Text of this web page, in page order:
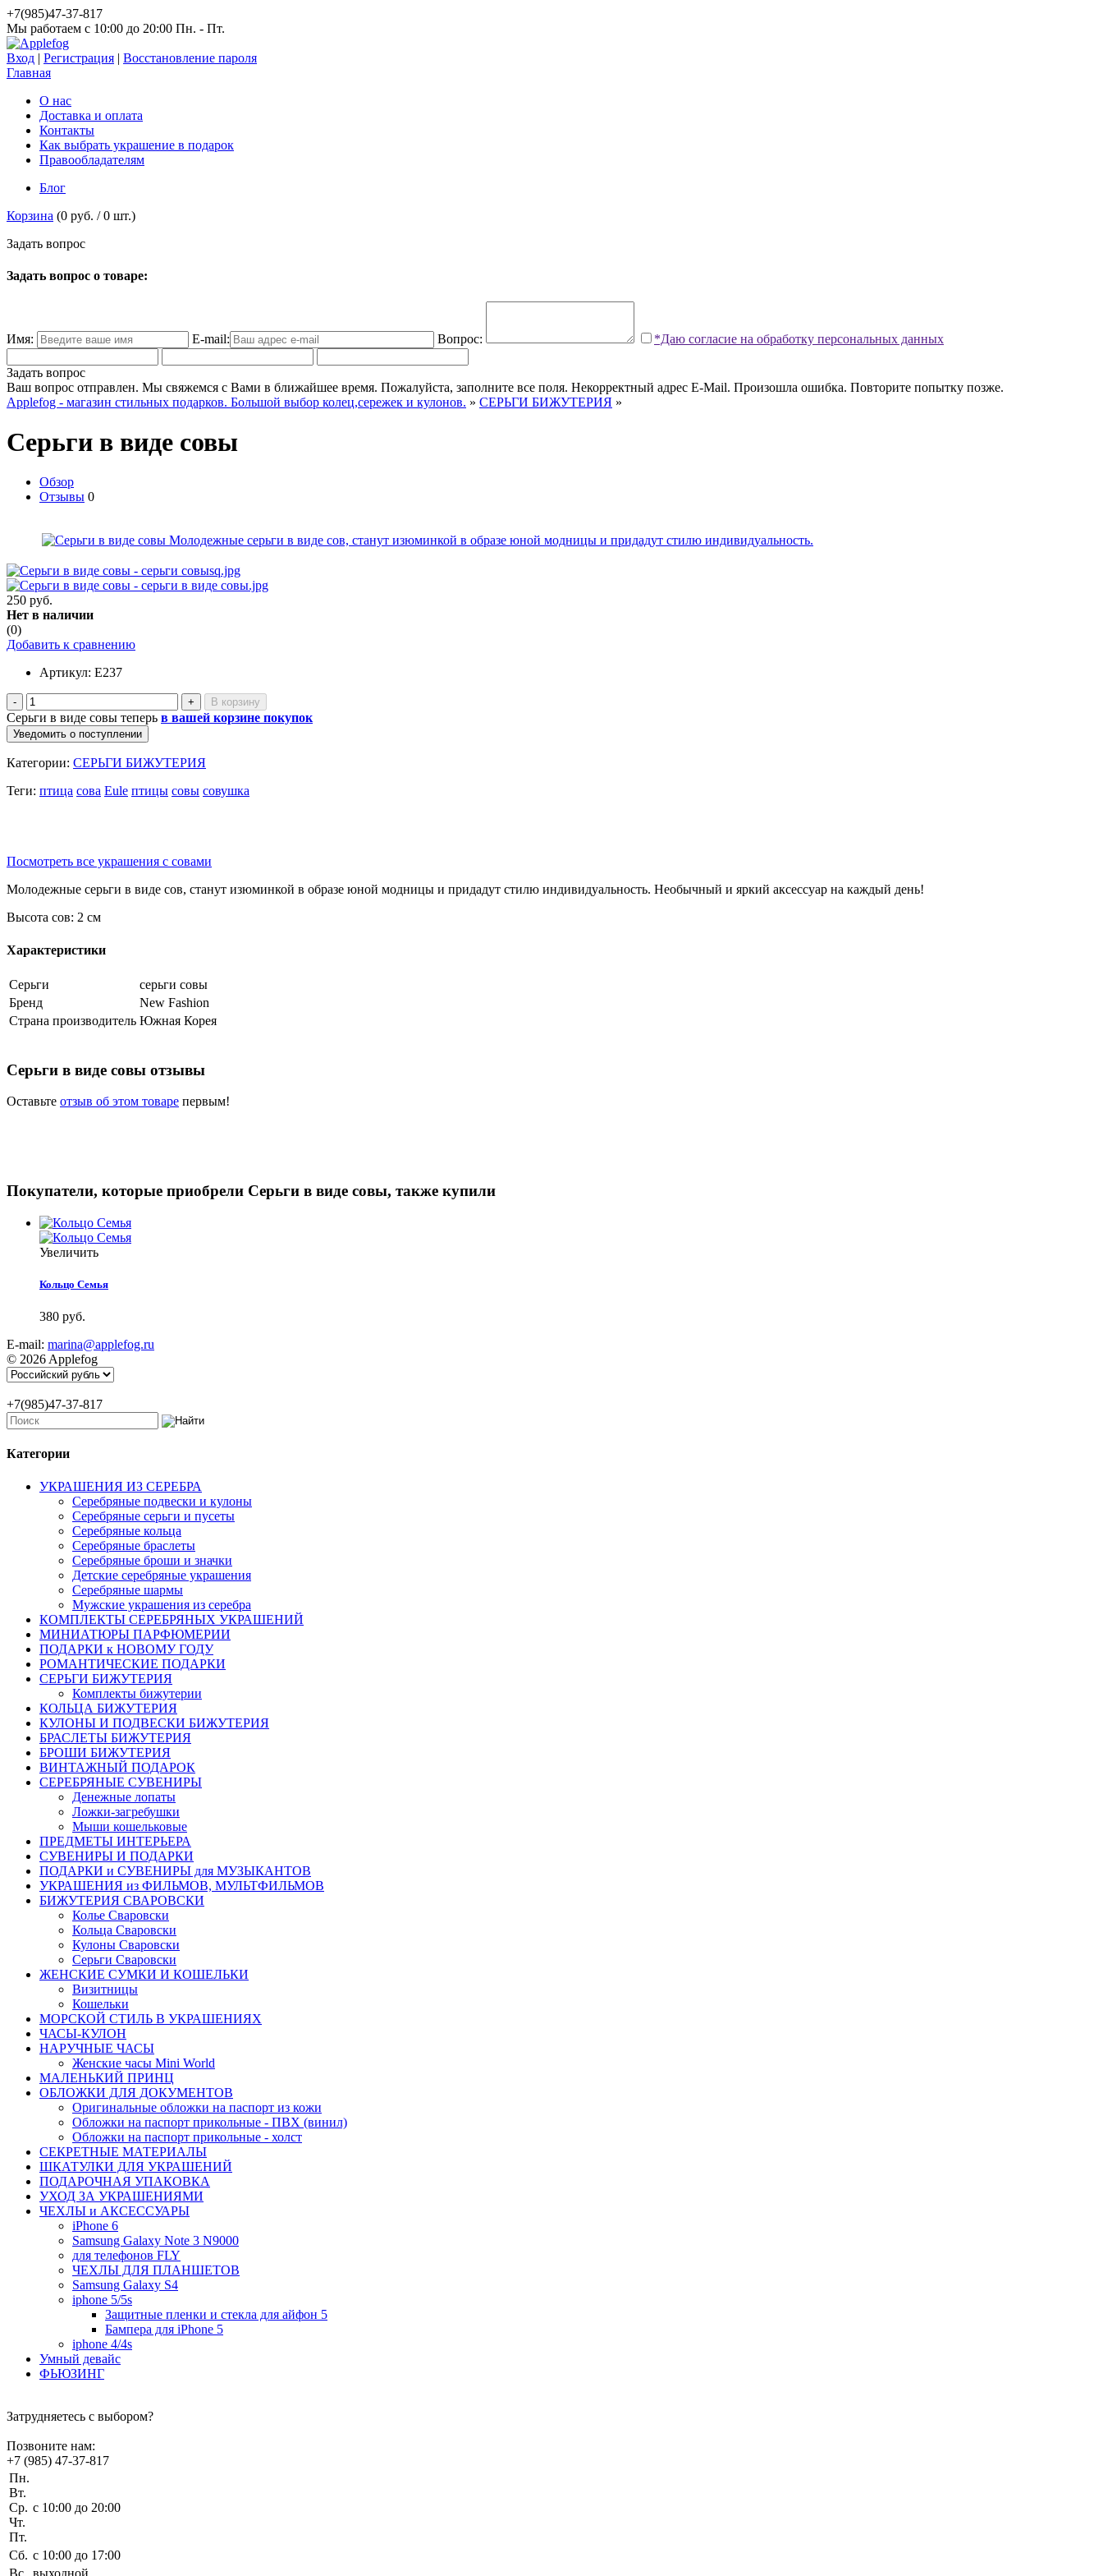
+7(985)47-37-817
Мы работаем c 10:00 до 20:00 Пн. - Пт.
Вход | Регистрация | Восстановление пароля
Главная
О нас
Доставка и оплата
Контакты
Как выбрать украшение в подарок
Правообладателям
Блог
Корзина (0 руб. /0 шт.)
Задать вопрос
Задать вопрос о товаре:
Имя: E-mail: Вопрос: *Даю согласие на обработку персональных данных
Задать вопрос
Ваш вопрос отправлен. Мы свяжемся с Вами в ближайшее время. Пожалуйста, заполните все поля. Некорректный адрес E-Mail. Произошла ошибка. Повторите попытку позже.
Applefog - магазин стильных подарков. Большой выбор колец,сережек и кулонов. » СЕРЬГИ БИЖУТЕРИЯ »
Серьги в виде совы
Обзор
Отзывы 0
250 руб.
Нет в наличии
(0)
Добавить к сравнению
Артикул: E237
- +
Серьги в виде совы теперь в вашей корзине покупок
Уведомить о поступлении
Категории: СЕРЬГИ БИЖУТЕРИЯ
Теги: птица сова Eule птицы совы совушка
Посмотреть все украшения с совами
Молодежные серьги в виде сов, станут изюминкой в образе юной модницы и придадут стилю индивидуальность. Необычный и яркий аксессуар на каждый день!
Высота сов: 2 см
Характеристики
Серьги
серьги совы
Бренд
New Fashion
Страна производитель Южная Корея
Серьги в виде совы отзывы
Оставьте отзыв об этом товаре первым!
Покупатели, которые приобрели Серьги в виде совы, также купили
Увеличить
Кольцо Семья
380 руб.
E-mail: marina@applefog.ru
© 2026 Applefog
+7(985)47-37-817
Категории
УКРАШЕНИЯ ИЗ СЕРЕБРА
Серебряные подвески и кулоны
Серебряные серьги и пусеты
Серебряные кольца
Серебряные браслеты
Серебряные броши и значки
Детские серебряные украшения
Серебряные шармы
Мужские украшения из серебра
КОМПЛЕКТЫ СЕРЕБРЯНЫХ УКРАШЕНИЙ
МИНИАТЮРЫ ПАРФЮМЕРИИ
ПОДАРКИ к НОВОМУ ГОДУ
РОМАНТИЧЕСКИЕ ПОДАРКИ
СЕРЬГИ БИЖУТЕРИЯ
Комплекты бижутерии
КОЛЬЦА БИЖУТЕРИЯ
КУЛОНЫ И ПОДВЕСКИ БИЖУТЕРИЯ
БРАСЛЕТЫ БИЖУТЕРИЯ
БРОШИ БИЖУТЕРИЯ
ВИНТАЖНЫЙ ПОДАРОК
СЕРЕБРЯНЫЕ СУВЕНИРЫ
Денежные лопаты
Ложки-загребушки
Мыши кошельковые
ПРЕДМЕТЫ ИНТЕРЬЕРА
СУВЕНИРЫ И ПОДАРКИ
ПОДАРКИ и СУВЕНИРЫ для МУЗЫКАНТОВ
УКРАШЕНИЯ из ФИЛЬМОВ, МУЛЬТФИЛЬМОВ
БИЖУТЕРИЯ СВАРОВСКИ
Колье Сваровски
Кольца Сваровски
Кулоны Сваровски
Серьги Сваровски
ЖЕНСКИЕ СУМКИ И КОШЕЛЬКИ
Визитницы
Кошельки
МОРСКОЙ СТИЛЬ В УКРАШЕНИЯХ
ЧАСЫ-КУЛОН
НАРУЧНЫЕ ЧАСЫ
Женские часы Mini World
МАЛЕНЬКИЙ ПРИНЦ
ОБЛОЖКИ ДЛЯ ДОКУМЕНТОВ
Оригинальные обложки на паспорт из кожи
Обложки на паспорт прикольные - ПВХ (винил)
Обложки на паспорт прикольные - холст
СЕКРЕТНЫЕ МАТЕРИАЛЫ
ШКАТУЛКИ ДЛЯ УКРАШЕНИЙ
ПОДАРОЧНАЯ УПАКОВКА
УХОД ЗА УКРАШЕНИЯМИ
ЧEХЛЫ и АКСЕССУАРЫ
iPhone 6
Samsung Galaxy Note 3 N9000
для телефонов FLY
ЧЕХЛЫ ДЛЯ ПЛАНШЕТОВ
Samsung Galaxy S4
iphone 5/5s
Защитные пленки и стекла для айфон 5
Бампера для iPhone 5
iphone 4/4s
Умный девайс
ФЬЮЗИНГ
Затрудняетесь с выбором?
Позвоните нам:
+7 (985) 47-37-817
Пн.
Вт.
Ср.
Чт.
Пт.
c 10:00 до 20:00
Сб. c 10:00 до 17:00
Вс.
выходной